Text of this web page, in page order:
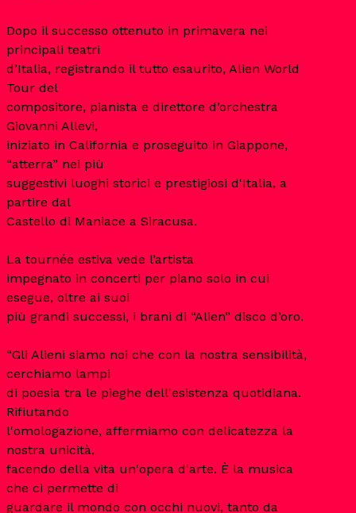
Dopo il successo ottenuto in primavera nei
principali teatri
d’Italia, registrando il tutto esaurito, Alien World
Tour del
compositore, pianista e direttore d’orchestra
Giovanni Allevi,
iniziato in California e proseguito in Giappone,
“atterra” nei più
suggestivi luoghi storici e prestigiosi d'Italia, a
partire dal
Castello di Maniace a Siracusa.
La tournée estiva vede l’artista
impegnato in concerti per piano solo in cui
esegue, oltre ai suoi
più grandi successi, i brani di “Alien” disco d’oro.
“Gli Alieni siamo noi che con la nostra sensibilità,
cerchiamo lampi
di poesia tra le pieghe dell'esistenza quotidiana.
Rifiutando
l'omologazione, affermiamo con delicatezza la
nostra unicità,
facendo della vita un'opera d'arte. È la musica
che ci permette di
guardare il mondo con occhi nuovi, tanto da